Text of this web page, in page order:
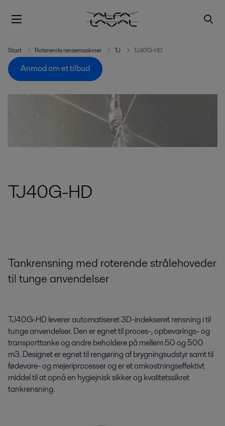
Start Roterende rensemaskiner TJ TJ40G-HD
Anmod om et tilbud
TJ40G-HD
Tankrensning med roterende strålehoveder
til tunge anvendelser
TJ40G-HD leverer automatiseret 3D-indekseret rensning i til
tunge anvendelser. Den er egnet til proces-, opbevarings- og
transporttanke og andre beholdere på mellem 50 og 500
m3. Designet er egnet til rengøring af brygningsudstyr samt til
fødevare- og mejeriprocesser og er et omkostningseffektivt
middel til at opnå en hygiejnisk sikker og kvalitetssikret
tankrensning.